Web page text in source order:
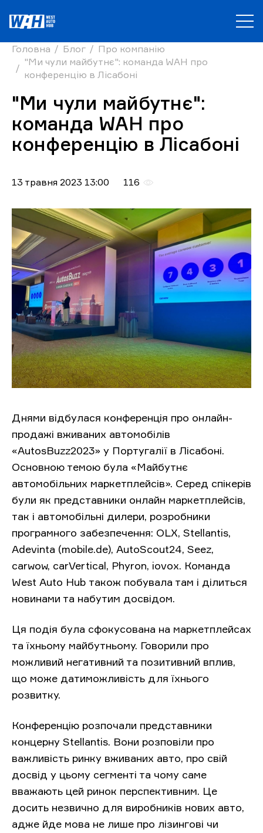
Головна Блог
Про компанію
"Ми чули майбутнє": команда WAH про
конференцію в Лісабоні
"Ми чули майбутнє":
команда WAH про
конференцію в Лісабоні
13 травня 2023 13:00 116
Днями відбулася конференція про онлайн-
продажі вживаних автомобілів
«AutosBuzz2023» у Португалії в Лісабоні.
Основною темою була «Майбутнє
автомобільних маркетплейсів». Серед спікерів
були як представники онлайн маркетплейсів,
так і автомобільні дилери, розробники
програмного забезпечення: OLX, Stellantis,
Adevinta (mobile.de), AutoScout24, Seez,
carwow, carVertical, Phyron, iovox. Команда
West Auto Hub також побувала там і ділиться
новинами та набутим досвідом.
Ця подія була сфокусована на маркетплейсах
та їхньому майбутньому. Говорили про
можливий негативний та позитивний вплив,
що може датиможливість для їхнього
розвитку.
Конференцію розпочали представники
концерну Stellantis. Вони розповіли про
важливість ринку вживаних авто, про свій
досвід у цьому сегменті та чому саме
вважають цей ринок перспективним. Це
досить незвично для виробників нових авто,
адже йде мова не лише про лізингові чи